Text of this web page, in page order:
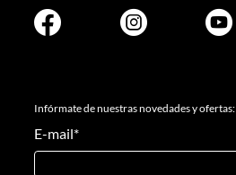
Infórmate de nuestras novedades y ofertas:
E-mail*